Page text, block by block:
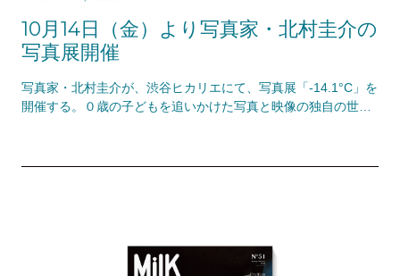
10月14日（金）より写真家・北村圭介の
写真展開催
写真家・北村圭介が、渋谷ヒカリエにて、写真展「-14.1°C」を
開催する。０歳の子どもを追いかけた写真と映像の独自の世界